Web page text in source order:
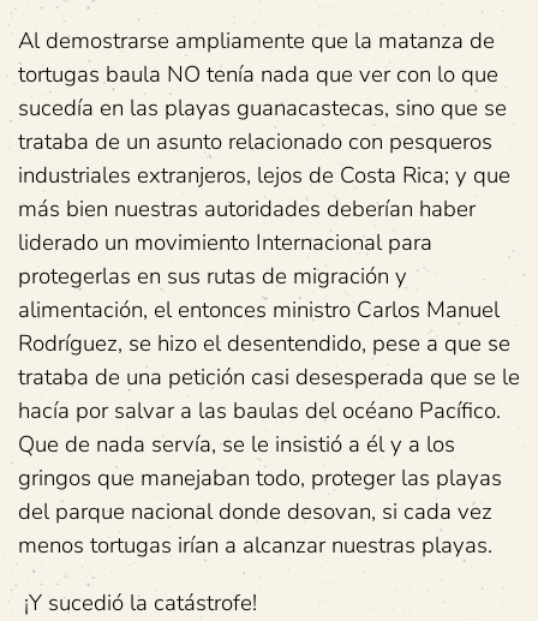
Al demostrarse ampliamente que la matanza de
tortugas baula NO tenía nada que ver con lo que
sucedía en las playas guanacastecas, sino que se
trataba de un asunto relacionado con pesqueros
industriales extranjeros, lejos de Costa Rica; y que
más bien nuestras autoridades deberían haber
liderado un movimiento Internacional para
protegerlas en sus rutas de migración y
alimentación, el entonces ministro Carlos Manuel
Rodríguez, se hizo el desentendido, pese a que se
trataba de una petición casi desesperada que se le
hacía por salvar a las baulas del océano Pacífico.
Que de nada servía, se le insistió a él y a los
gringos que manejaban todo, proteger las playas
del parque nacional donde desovan, si cada vez
menos tortugas irían a alcanzar nuestras playas.
¡Y sucedió la catástrofe!